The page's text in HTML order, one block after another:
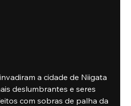
a cidade de Niigata
deslumbrantes e seres
com sobras de palha da